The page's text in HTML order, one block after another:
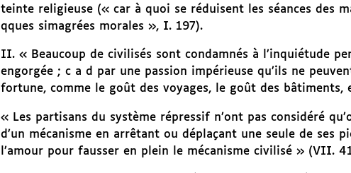
teinte religieuse (« car à quoi se réduisent les séances des
qques simagrées morales », I. 197).
II. « Beaucoup de civilisés sont condamnés à l’inquiétude
engorgée ; c a d par une passion impérieuse qu’ils ne
fortune, comme le goût des voyages, le goût des
« Les partisans du système répressif n’ont pas considéré
d’un mécanisme en arrêtant ou déplaçant une seule de ses
l’amour pour fausser en plein le mécanisme civilisé » (VII.